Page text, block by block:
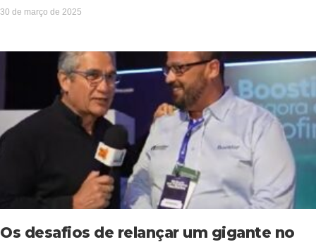
30 de março de 2025
Os desafios de relançar um gigante no